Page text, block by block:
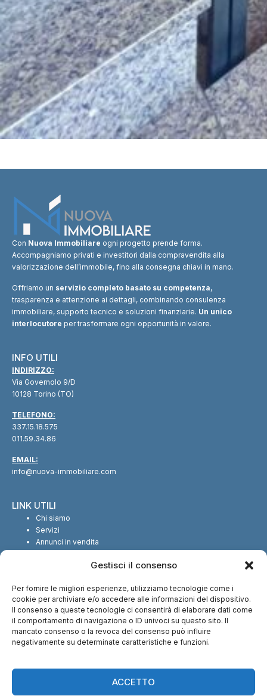
Gestisci il consenso
Per fornire le migliori esperienze, utilizziamo tecnologie come i
cookie per archiviare e/o accedere alle informazioni del dispositivo.
Il consenso a queste tecnologie ci consentirà di elaborare dati come
il comportamento di navigazione o ID univoci su questo sito. Il
mancato consenso o la revoca del consenso può influire
negativamente su determinate caratteristiche e funzioni.
ACCETTO
Con Nuova Immobiliare ogni progetto prende forma.
Accompagniamo privati e investitori dalla compravendita alla
valorizzazione dell’immobile, fino alla consegna chiavi in mano.
Offriamo un servizio completo basato su competenza,
trasparenza e attenzione ai dettagli, combinando consulenza
immobiliare, supporto tecnico e soluzioni finanziarie. Un unico
interlocutore per trasformare ogni opportunità in valore.
INFO UTILI
INDIRIZZO:
Via Governolo 9/D
10128 Torino (TO)
TELEFONO:
337.15.18.575
011.59.34.86
EMAIL:
info@nuova-immobiliare.com
LINK UTILI
Chi siamo
Servizi
Annunci in vendita
SEGUICI SUI SOCIAL
CI TROVI ANCHE SU: